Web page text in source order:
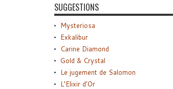
SUGGESTIONS
Mysteriosa
Exkalibur
Carine Diamond
Gold & Crystal
Le jugement de Salomon
L’Elixir d’Or